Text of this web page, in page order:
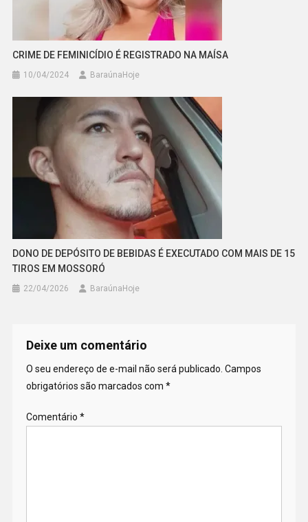
CRIME DE FEMINICÍDIO É REGISTRADO NA MAÍSA
10/04/2024 BaraúnaHoje
DONO DE DEPÓSITO DE BEBIDAS É EXECUTADO COM MAIS DE 15
TIROS EM MOSSORÓ
22/04/2026 BaraúnaHoje
Deixe um comentário
O seu endereço de e-mail não será publicado. Campos
obrigatórios são marcados com *
Comentário *